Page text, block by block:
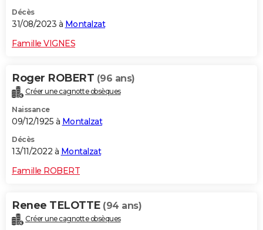
Décès
31/08/2023 à Montalzat
Famille VIGNES
Roger ROBERT (96 ans)
Créer une cagnotte obsèques
Naissance
09/12/1925 à Montalzat
Décès
13/11/2022 à Montalzat
Famille ROBERT
Renee TELOTTE (94 ans)
Créer une cagnotte obsèques